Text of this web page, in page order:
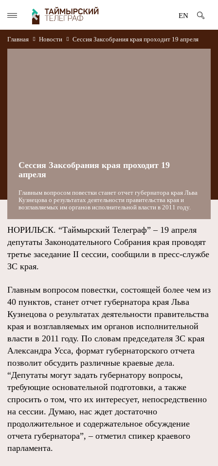
EN
Главная Новости Сессия Заксобрания края проходит 19 апреля
Сессия Заксобрания края проходит 19
апреля
Главным вопросом повестки станет отчет губернатора края Льва
Кузнецова о результатах деятельности правительства края и
возглавляемых им органов исполнительной власти в 2011 году.
НОРИЛЬСК. “Таймырский Телеграф” – 19 апреля
депутаты Законодательного Собрания края проводят
третье заседание II сессии, сообщили в пресс-службе
ЗС края.
Главным вопросом повестки, состоящей более чем из
40 пунктов, станет отчет губернатора края Льва
Кузнецова о результатах деятельности правительства
края и возглавляемых им органов исполнительной
власти в 2011 году. По словам председателя ЗС края
Александра Усса, формат губернаторского отчета
позволит обсудить различные краевые дела.
“Депутаты могут задать губернатору вопросы,
требующие основательной подготовки, а также
спросить о том, что их интересует, непосредственно
на сессии. Думаю, нас ждет достаточно
продолжительное и содержательное обсуждение
отчета губернатора”, – отметил спикер краевого
парламента.